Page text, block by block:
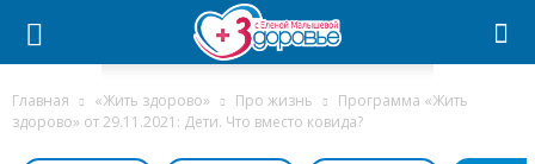
Главная «Жить здорово» Про жизнь
Программа «Жить
здорово» от 29.11.2021: Дети. Что вместо ковида?